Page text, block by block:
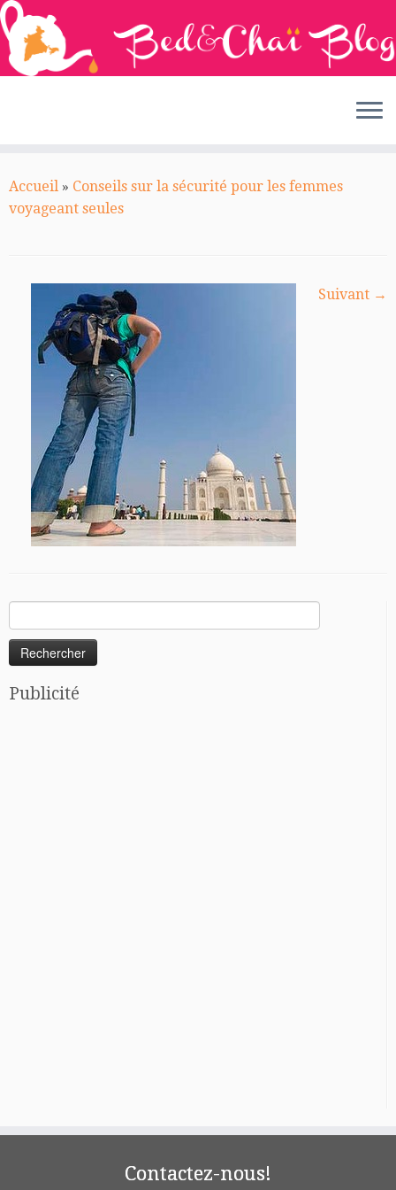
au
contenu
Accueil » Conseils sur la sécurité pour les femmes
voyageant seules
Suivant →
Publicité
Contactez-nous!